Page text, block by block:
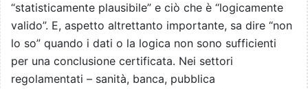
“statisticamente plausibile” e ciò che è “logicamente
valido”. E, aspetto altrettanto importante, sa dire “non
lo so” quando i dati o la logica non sono sufficienti
per una conclusione certificata. Nei settori
regolamentati – sanità, banca, pubblica